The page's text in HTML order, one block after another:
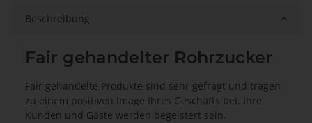
Beschreibung
Fair gehandelter Rohrzucker
Fair gehandelte Produkte sind sehr gefragt und tragen
zu einem positiven Image Ihres Geschäfts bei. Ihre
Kunden und Gäste werden begeistert sein.